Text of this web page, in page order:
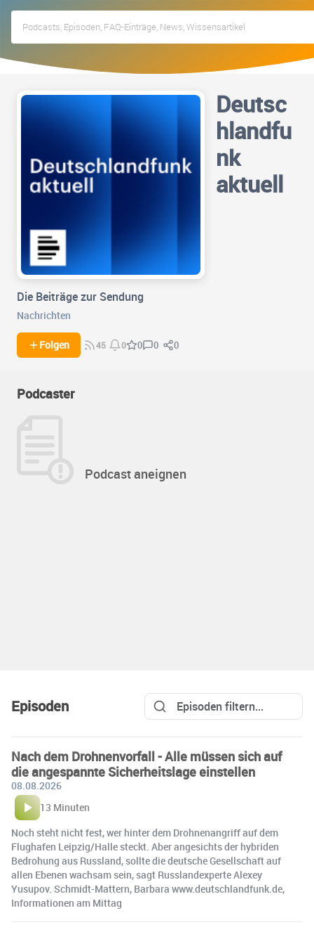
Deutsc
hlandfu
nk
aktuell
Die Beiträge zur Sendung
Nachrichten
Folgen 45 0 0 0 0
Podcaster
Podcast aneignen
Episoden
Nach dem Drohnenvorfall - Alle müssen sich auf
die angespannte Sicherheitslage einstellen
08.08.2026
13 Minuten
Noch steht nicht fest, wer hinter dem Drohnenangriff auf dem
Flughafen Leipzig/Halle steckt. Aber angesichts der hybriden
Bedrohung aus Russland, sollte die deutsche Gesellschaft auf
allen Ebenen wachsam sein, sagt Russlandexperte Alexey
Yusupov. Schmidt-Mattern, Barbara www.deutschlandfunk.de,
Informationen am Mittag